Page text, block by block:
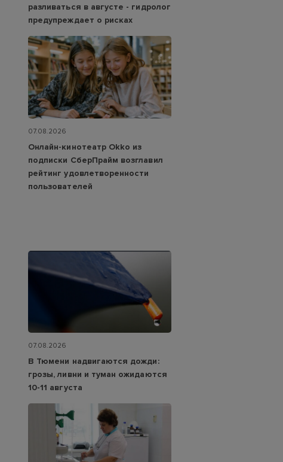
разливаться в августе - гидролог
предупреждает о рисках
07.08.2026
Онлайн-кинотеатр Okko из
подписки СберПрайм возглавил
рейтинг удовлетворенности
пользователей
07.08.2026
В Тюмени надвигаются дожди:
грозы, ливни и туман ожидаются
10-11 августа